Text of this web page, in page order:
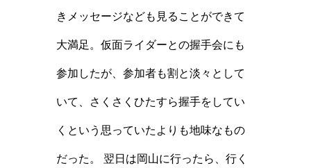
きメッセージなども見ることができて
大満足。仮面ライダーとの握手会にも
参加したが、参加者も割と淡々として
いて、さくさくひたすら握手をしてい
くという思っていたよりも地味なもの
だった。 翌日は岡山に行ったら、行く